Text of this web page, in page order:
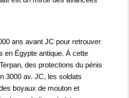
ans avant JC pour retrouver
en Égypte antique. À cette
des protections du pénis
3000 av. JC, les soldats
boyaux de mouton et